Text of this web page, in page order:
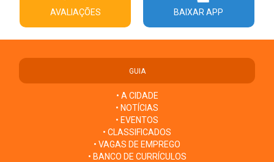
AVALIAÇÕES BAIXAR APP
GUIA
• A CIDADE
• NOTÍCIAS
• EVENTOS
• CLASSIFICADOS
• VAGAS DE EMPREGO
• BANCO DE CURRÍCULOS